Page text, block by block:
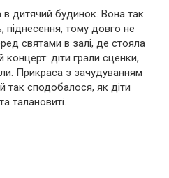
дитячий будинок. Вона так
піднесення, тому довго не
святами в залі, де стояла
концерт: діти грали сценки,
Прикраса з зачудуванням
так сподобалося, як діти
талановиті.